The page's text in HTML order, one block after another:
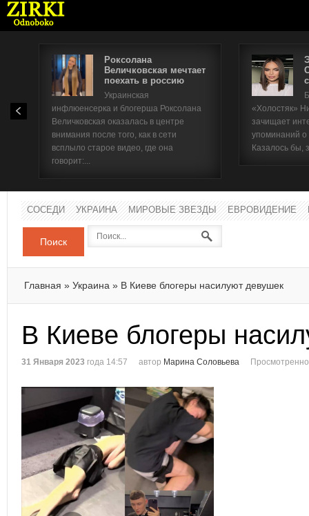
Роксолана
Величковская мечтает
поехать в россию
Украинская
инфлюенсерка и блогерша Роксолана
Величковская оказалась в центре
внимания после того, как в сети
всплыло старое видео, где она
говорит:...
«Холостяк»
зачищает
упоминаний
Казалось бы,
СОСЕДИ УКРАИНА МИРОВЫЕ ЗВЕЗДЫ ЕВРОВИДЕНИЕ
Поиск
Главная » Украина » В Киеве блогеры насилуют девушек
В Киеве блогеры
31 Января 2023 года 14:57 автор Марина Соловьева
Имя